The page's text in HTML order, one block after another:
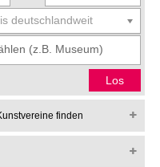
deutschlandweit
finden